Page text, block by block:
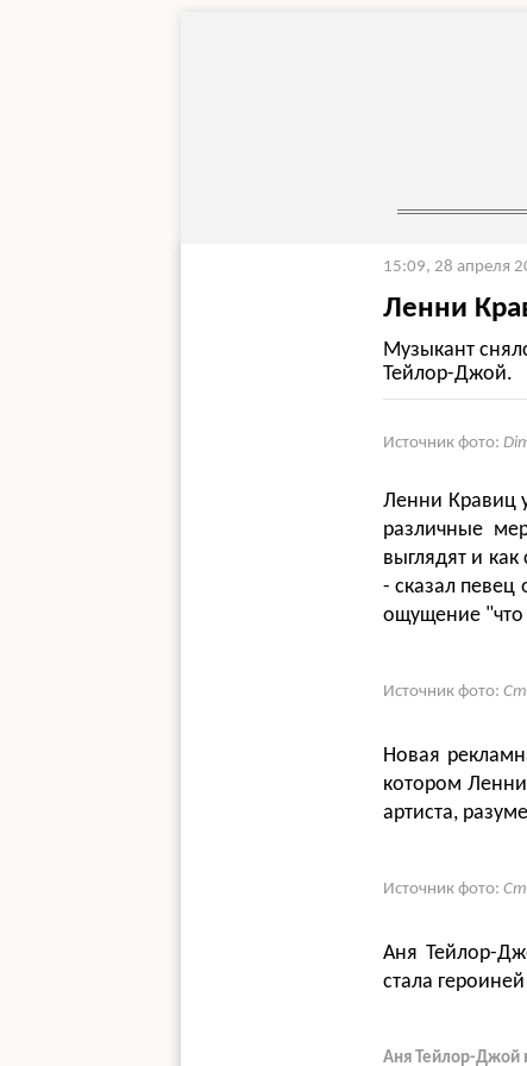
15:09, 28 апреля
Ленни
Музыкант
Тейлор-Джой.
Источник фото:
Ленни Кравиц
различные
выглядят и
- сказал
ощущение "что
Источник фото:
Новая
котором
артиста,
Источник фото:
Аня Тейлор-
стала
Аня Тейлор-Джой